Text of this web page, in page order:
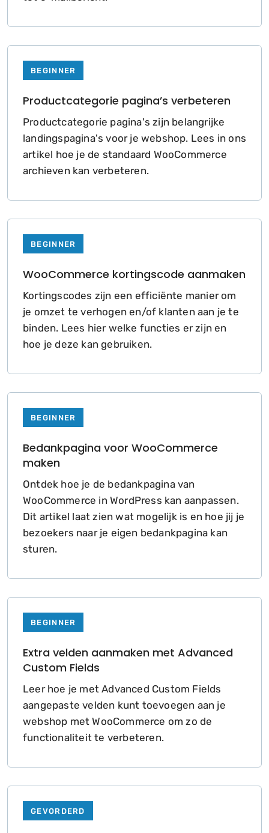
BEGINNER
Productcategorie pagina’s verbeteren
Productcategorie pagina's zijn belangrijke
landingspagina's voor je webshop. Lees in ons
artikel hoe je de standaard WooCommerce
archieven kan verbeteren.
BEGINNER
WooCommerce kortingscode aanmaken
Kortingscodes zijn een efficiënte manier om
je omzet te verhogen en/of klanten aan je te
binden. Lees hier welke functies er zijn en
hoe je deze kan gebruiken.
BEGINNER
Bedankpagina voor WooCommerce
maken
Ontdek hoe je de bedankpagina van
WooCommerce in WordPress kan aanpassen.
Dit artikel laat zien wat mogelijk is en hoe jij je
bezoekers naar je eigen bedankpagina kan
sturen.
BEGINNER
Extra velden aanmaken met Advanced
Custom Fields
Leer hoe je met Advanced Custom Fields
aangepaste velden kunt toevoegen aan je
webshop met WooCommerce om zo de
functionaliteit te verbeteren.
GEVORDERD